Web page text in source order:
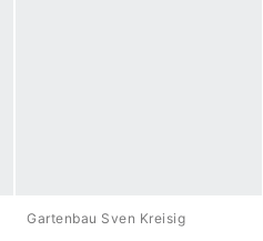
Gartenbau Sven Kreisig